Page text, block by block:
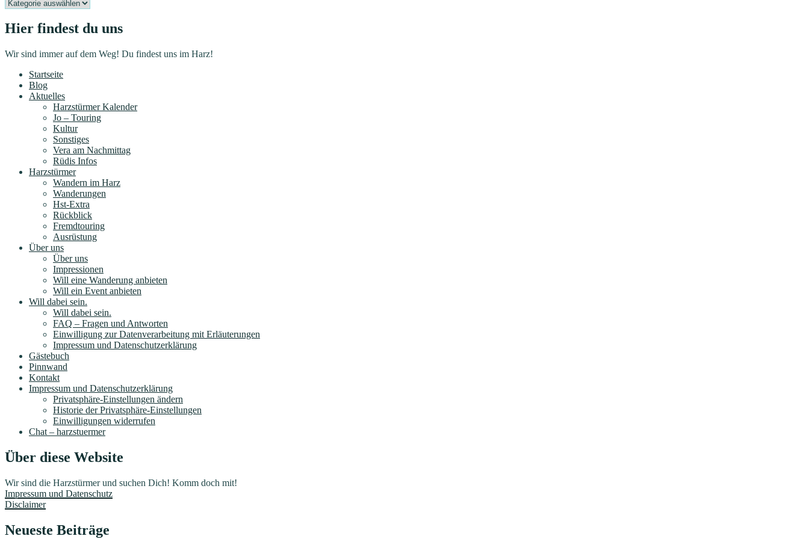
Hier findest du uns
Wir sind immer auf dem Weg! Du findest uns im Harz!
Startseite
Blog
Aktuelles
Harzstürmer Kalender
Jo – Touring
Kultur
Sonstiges
Vera am Nachmittag
Rüdis Infos
Harzstürmer
Wandern im Harz
Wanderungen
Hst-Extra
Rückblick
Fremdtouring
Ausrüstung
Über uns
Über uns
Impressionen
Will eine Wanderung anbieten
Will ein Event anbieten
Will dabei sein.
Will dabei sein.
FAQ – Fragen und Antworten
Einwilligung zur Datenverarbeitung mit Erläuterungen
Impressum und Datenschutzerklärung
Gästebuch
Pinnwand
Kontakt
Impressum und Datenschutzerklärung
Privatsphäre-Einstellungen ändern
Historie der Privatsphäre-Einstellungen
Einwilligungen widerrufen
Chat – harzstuermer
Über diese Website
Wir sind die Harzstürmer und suchen Dich! Komm doch mit!
Impressum und Datenschutz
Disclaimer
Neueste Beiträge